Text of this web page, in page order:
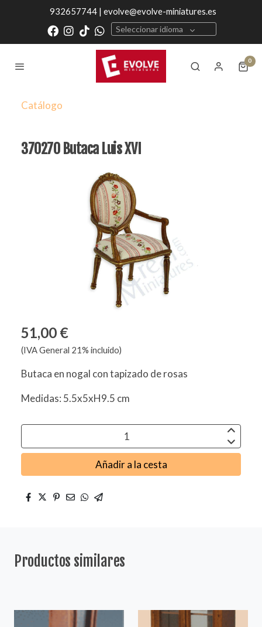
932657744 | evolve@evolve-miniatures.es
Seleccionar idioma
0
Catálogo
370270 Butaca Luis XVI
51,00 €
(IVA General 21% incluido)
Butaca en nogal con tapizado de rosas
Medidas: 5.5x5xH9.5 cm
Añadir a la cesta
Productos similares